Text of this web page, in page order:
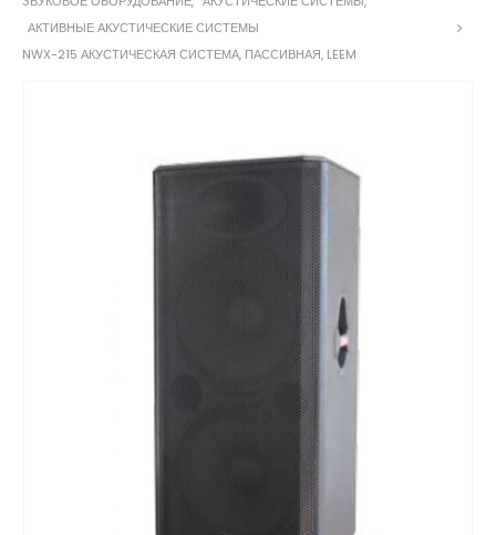
АКТИВНЫЕ АКУСТИЧЕСКИЕ СИСТЕМЫ
NWX-215 АКУСТИЧЕСКАЯ СИСТЕМА, ПАССИВНАЯ, LEEM